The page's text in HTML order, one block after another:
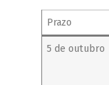
Prazo
5 de outubro